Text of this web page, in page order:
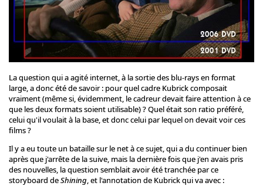
La question qui a agité internet, à la sortie des blu-rays en format
large, a donc été de savoir : pour quel cadre Kubrick composait
vraiment (même si, évidemment, le cadreur devait faire attention à ce
que les deux formats soient utilisable) ? Quel était son ratio préféré,
celui qu'il voulait à la base, et donc celui par lequel on devait voir ces
films ?
Il y a eu toute un bataille sur le net à ce sujet, qui a du continuer bien
après que j'arrête de la suive, mais la dernière fois que j'en avais pris
des nouvelles, la question semblait avoir été tranchée par ce
storyboard deShining, et l'annotation de Kubrick qui va avec :